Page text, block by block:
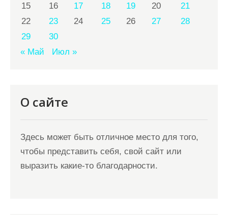
15
16 17 18 19 20
21
22
23 24 25 26 27
28
29
30
« Май
Июл »
О сайте
Здесь может быть отличное место для того,
чтобы представить себя, свой сайт или
выразить какие-то благодарности.